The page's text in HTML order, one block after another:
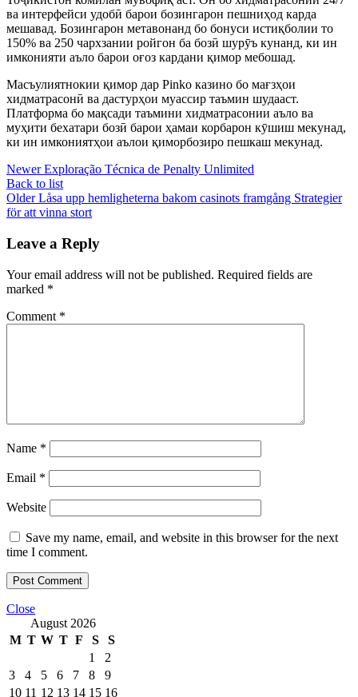
ва интерфейси удобӣ барои бозингарон пешниҳод карда
мешавад. Бозингарон метавонанд бо бонуси истиқболии то
150% ва 250 чархзании ройгон ба бозӣ шурӯъ кунанд, ки ин
имконияти аъло барои оғоз кардани қимор мебошад.
Масъулиятнокии қимор дар Pinko казино бо мағзҳои
хидматрасонӣ ва дастурҳои муассир таъмин шудааст.
Платформа бо мақсади таъмини хидматрасонии аъло ва
муҳити бехатари бозӣ барои ҳамаи корбарон кӯшиш мекунад,
ки ин имкониятҳои аълои қиморбозиро пешкаш мекунад.
Newer Exploração Técnica de Penalty Unlimited
Back to list
Older Låsa upp hemligheterna bakom casinots framgång Strategier
för att vinna stort
Leave a Reply
Your email address will not be published. Required fields are
marked *
Comment *
Name *
Email *
Website
Save my name, email, and website in this browser for the next
time I comment.
Close
August 2026
M T W T F S
S
1
2
3
4 5 6 7 8
9
10 11 12 13 14 15 16